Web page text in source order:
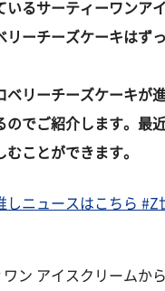
るサーティーワンア
リーチーズケーキはず
ベリーチーズケーキが
のでご紹介します。最
ことができます。
しニュースはこちら #Z
ワン アイスクリームか